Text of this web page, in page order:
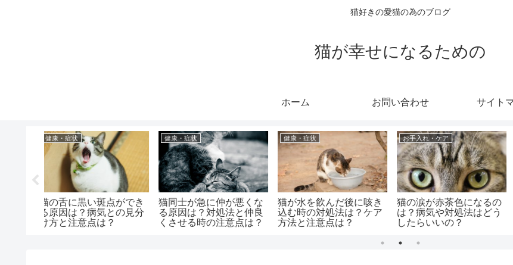
猫好きの愛猫の為のブログ
猫が幸せになるための
ホーム お問い合わせ サイト
お手入れ・ケア
猫の涙が赤茶色になるの
は？病気や対処法はどう
したらいいの？
行動・気持ち
老猫の前足が曲がる原因
は？歩きにくそうな時と
運動のさせ方は？
成猫
猫の歯に黒い線があるけ
ど何！？対処法と予防法
は？
健康・症状
老猫の寒さ対策のおすす
めは？寒い時のサインと
適温は？